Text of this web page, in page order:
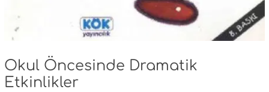
Okul Öncesinde Dramatik
Etkinlikler